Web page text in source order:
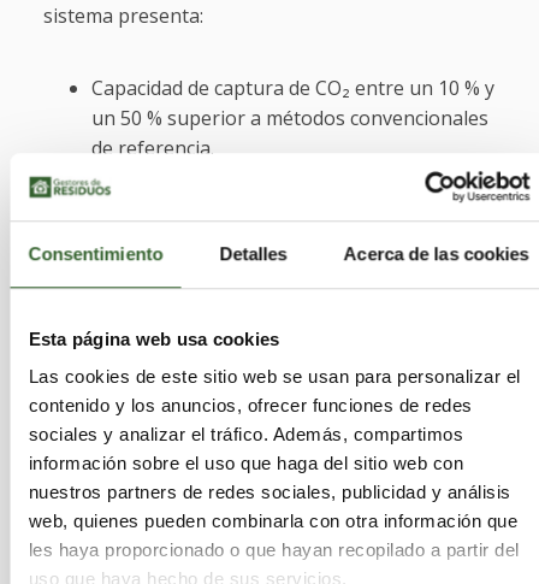
Consentimiento Detalles Acerca de las cookies
Esta página web usa cookies
Las cookies de este sitio web se usan para personalizar el
contenido y los anuncios, ofrecer funciones de redes
sociales y analizar el tráfico. Además, compartimos
información sobre el uso que haga del sitio web con
nuestros partners de redes sociales, publicidad y análisis
web, quienes pueden combinarla con otra información que
les haya proporcionado o que hayan recopilado a partir del
uso que haya hecho de sus servicios.
sistema presenta:
Capacidad de captura de CO₂ entre un 10 % y
un 50 % superior a métodos convencionales
de referencia.
Estabilidad operativa durante al menos 30
ciclos de captura y liberación sin
degradación significativa del rendimiento.
Potencial de reutilización al final de su vida
secundarias.
Además, al estar basado en matrices orgánicas
biodegradables, el material puede reintegrarse
en ciclos de valorización como:
Enmiendas agrícolas (fertilizantes